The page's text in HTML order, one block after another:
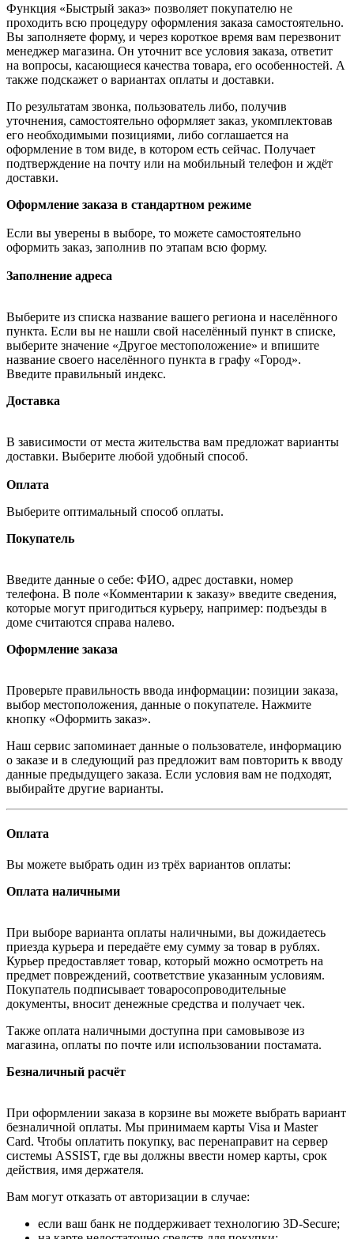
Функция «Быстрый заказ» позволяет покупателю не
проходить всю процедуру оформления заказа самостоятельно.
Вы заполняете форму, и через короткое время вам перезвонит
менеджер магазина. Он уточнит все условия заказа, ответит
на вопросы, касающиеся качества товара, его особенностей. А
также подскажет о вариантах оплаты и доставки.
По результатам звонка, пользователь либо, получив
уточнения, самостоятельно оформляет заказ, укомплектовав
его необходимыми позициями, либо соглашается на
оформление в том виде, в котором есть сейчас. Получает
подтверждение на почту или на мобильный телефон и ждёт
доставки.
Оформление заказа в стандартном режиме
Если вы уверены в выборе, то можете самостоятельно
оформить заказ, заполнив по этапам всю форму.
Заполнение адреса
Выберите из списка название вашего региона и населённого
пункта. Если вы не нашли свой населённый пункт в списке,
выберите значение «Другое местоположение» и впишите
название своего населённого пункта в графу «Город».
Введите правильный индекс.
Доставка
В зависимости от места жительства вам предложат варианты
доставки. Выберите любой удобный способ.
Оплата
Выберите оптимальный способ оплаты.
Покупатель
Введите данные о себе: ФИО, адрес доставки, номер
телефона. В поле «Комментарии к заказу» введите сведения,
которые могут пригодиться курьеру, например: подъезды в
доме считаются справа налево.
Оформление заказа
Проверьте правильность ввода информации: позиции заказа,
выбор местоположения, данные о покупателе. Нажмите
кнопку «Оформить заказ».
Наш сервис запоминает данные о пользователе, информацию
о заказе и в следующий раз предложит вам повторить к вводу
данные предыдущего заказа. Если условия вам не подходят,
выбирайте другие варианты.
Оплата
Вы можете выбрать один из трёх вариантов оплаты:
Оплата наличными
При выборе варианта оплаты наличными, вы дожидаетесь
приезда курьера и передаёте ему сумму за товар в рублях.
Курьер предоставляет товар, который можно осмотреть на
предмет повреждений, соответствие указанным условиям.
Покупатель подписывает товаросопроводительные
документы, вносит денежные средства и получает чек.
Также оплата наличными доступна при самовывозе из
магазина, оплаты по почте или использовании постамата.
Безналичный расчёт
При оформлении заказа в корзине вы можете выбрать вариант
безналичной оплаты. Мы принимаем карты Visa и Master
Card. Чтобы оплатить покупку, вас перенаправит на сервер
системы ASSIST, где вы должны ввести номер карты, срок
действия, имя держателя.
Вам могут отказать от авторизации в случае:
если ваш банк не поддерживает технологию 3D-Secure;